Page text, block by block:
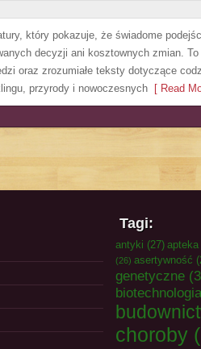
który pokazuje, że świadome
decyzji ani kosztownych zmian.
oraz zrozumiałe teksty dotyczące
przyrody i nowoczesnych [ Read
Tagi:
antyki (27) apteka
(26) asertywność
genetyczne
biotechnologia
choroby